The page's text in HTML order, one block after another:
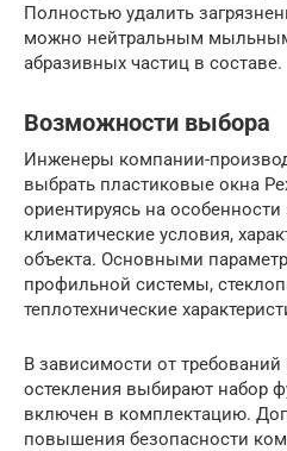
Полностью удалить
можно нейтральным
абразивных частиц в составе.
Возможности выбора
Инженеры компании-
выбрать пластиковые окна
ориентируясь на
климатические условия,
объекта. Основными
профильной системы,
теплотехнические
В зависимости от
остекления выбирают набор
включен в комплектацию.
повышения безопасности